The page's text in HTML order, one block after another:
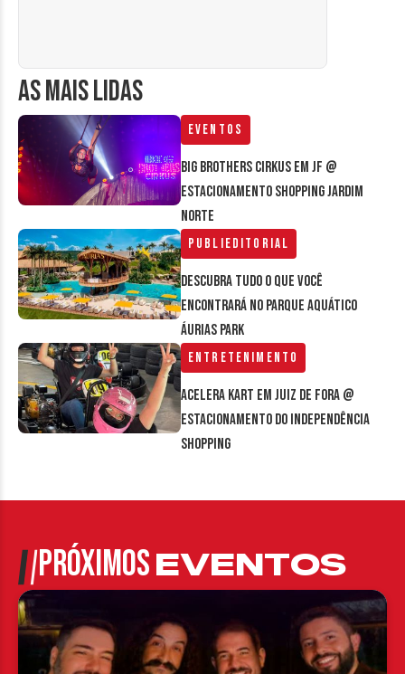
AS MAIS LIDAS
Eventos
Big Brothers Cirkus em JF @
estacionamento Shopping Jardim
Norte
Publieditorial
Descubra tudo o que você
encontrará no parque aquático
Áurias Park
Entretenimento
Acelera Kart em Juiz de Fora @
estacionamento do Independência
Shopping
PRÓXIMOSEVENTOS